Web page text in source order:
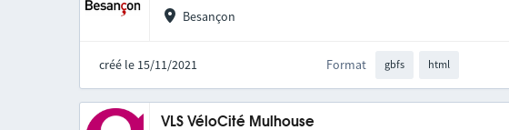
Besançon
créé le 15/11/2021 Format gbfs html
VLS VéloCité Mulhouse